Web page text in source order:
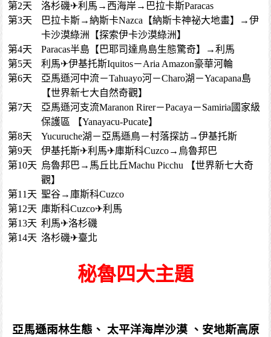
第2天
洛杉磯✈利馬→西海岸→巴拉卡斯Paracas
第3天
巴拉卡斯→納斯卡Nazca【納斯卡神祕大地畫】→伊
卡沙漠綠洲【探索伊卡沙漠綠洲】
第4天
Paracas半島【巴耶司達鳥島生態驚奇】→利馬
第5天
利馬✈伊基托斯Iquitos－Aria Amazon豪華河輪
第6天
亞馬遜河中流－Tahuayo河－Charo湖－Yacapana島
【世界新七大自然奇觀】
第7天
亞馬遜河支流Maranon Rirer－Pacaya－Samiria國家級
保護區 【Yanayacu-Pucate】
第8天
Yucuruche湖－亞馬遜鳥－村落探訪→伊基托斯
第9天
伊基托斯✈利馬✈庫斯科Cuzco→烏魯邦巴
第10天 烏魯邦巴→馬丘比丘Machu Picchu 【世界新七大奇
觀】
第11天 聖谷→庫斯科Cuzco
第12天 庫斯科Cuzco✈利馬
第13天 利馬✈洛杉磯
第14天 洛杉磯✈臺北
秘魯四大主題
亞馬遜雨林生態、 太平洋海岸沙漠 、安地斯高原